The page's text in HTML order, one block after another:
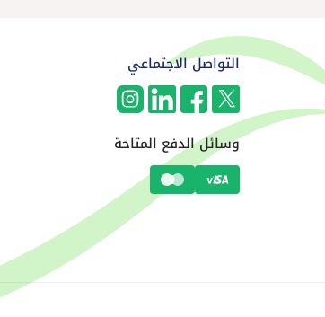
التواصل الاجتماعي
وسائل الدفع المتاحة